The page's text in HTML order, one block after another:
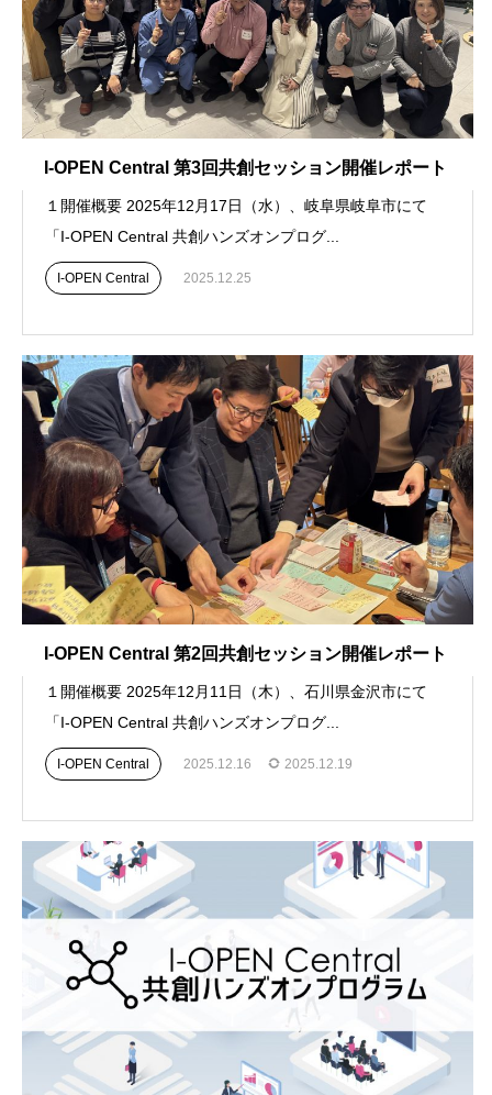
I-OPEN Central 第3回共創セッション開催レポート
１開催概要 2025年12月17日（水）、岐阜県岐阜市にて
「I-OPEN Central 共創ハンズオンプログ...
I-OPEN Central 2025.12.25
I-OPEN Central 第2回共創セッション開催レポート
１開催概要 2025年12月11日（木）、石川県金沢市にて
「I-OPEN Central 共創ハンズオンプログ...
I-OPEN Central 2025.12.16 2025.12.19